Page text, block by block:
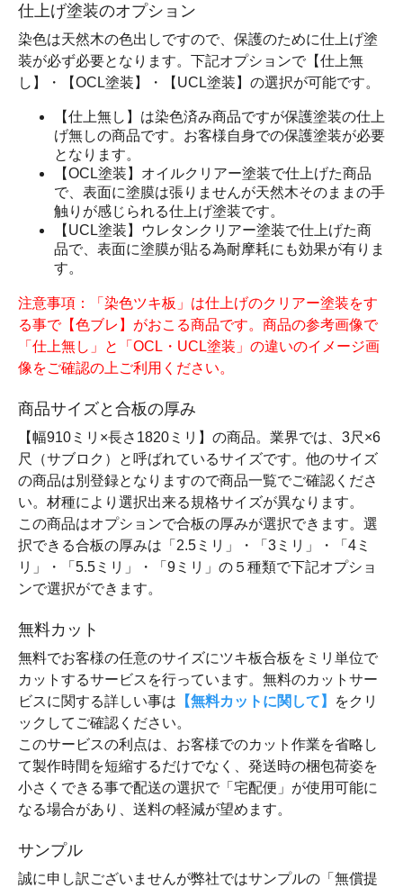
仕上げ塗装のオプション
染色は天然木の色出しですので、保護のために仕上げ塗
装が必ず必要となります。下記オプションで【仕上無
し】・【OCL塗装】・【UCL塗装】の選択が可能です。
【仕上無し】は染色済み商品ですが保護塗装の仕上
げ無しの商品です。お客様自身での保護塗装が必要
となります。
【OCL塗装】オイルクリアー塗装で仕上げた商品
で、表面に塗膜は張りませんが天然木そのままの手
触りが感じられる仕上げ塗装です。
【UCL塗装】ウレタンクリアー塗装で仕上げた商
品で、表面に塗膜が貼る為耐摩耗にも効果が有りま
す。
注意事項：「染色ツキ板」は仕上げのクリアー塗装をす
る事で【色ブレ】がおこる商品です。商品の参考画像で
「仕上無し」と「OCL・UCL塗装」の違いのイメージ画
像をご確認の上ご利用ください。
商品サイズと合板の厚み
【幅910ミリ×長さ1820ミリ】の商品。業界では、3尺×6
尺（サブロク）と呼ばれているサイズです。他のサイズ
の商品は別登録となりますので商品一覧でご確認くださ
い。材種により選択出来る規格サイズが異なります。
この商品はオプションで合板の厚みが選択できます。選
択できる合板の厚みは「2.5ミリ」・「3ミリ」・「4ミ
リ」・「5.5ミリ」・「9ミリ」の５種類で下記オプショ
ンで選択ができます。
無料カット
無料でお客様の任意のサイズにツキ板合板をミリ単位で
カットするサービスを行っています。無料のカットサー
ビスに関する詳しい事は 【無料カットに関して】
をクリ
ックしてご確認ください。
このサービスの利点は、お客様でのカット作業を省略し
て製作時間を短縮するだけでなく、発送時の梱包荷姿を
小さくできる事で配送の選択で「宅配便」が使用可能に
なる場合があり、送料の軽減が望めます。
サンプル
誠に申し訳ございませんが弊社ではサンプルの「無償提